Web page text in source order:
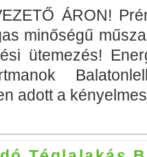
ÁRON!
minőségű
ütemezés!
adott a